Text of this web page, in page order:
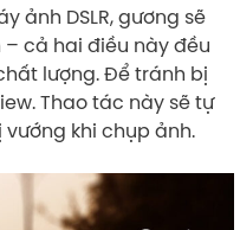
ảnh DSLR, gương sẽ
cả hai điều này đều
lượng. Để tránh bị
Thao tác này sẽ tự
khi chụp ảnh.